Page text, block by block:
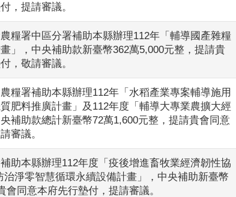
，提請審議。
糧署中區分署補助本縣辦理112年「輔導國產雜糧
」，中央補助款新臺幣362萬5,000元整，提請貴
，敬請審議。
糧署補助本縣辦理112年「水稻產業專案輔導施用
肥料推廣計畫」及112年度「輔導大專業農擴大經
補助款總計新臺幣72萬1,600元整，提請貴會同意
審議。
助本縣辦理112年度「疫後增進畜牧業經濟韌性協
治淨零智慧循環永續設備計畫」，中央補助新臺幣
會同意本府先行墊付，提請審議。